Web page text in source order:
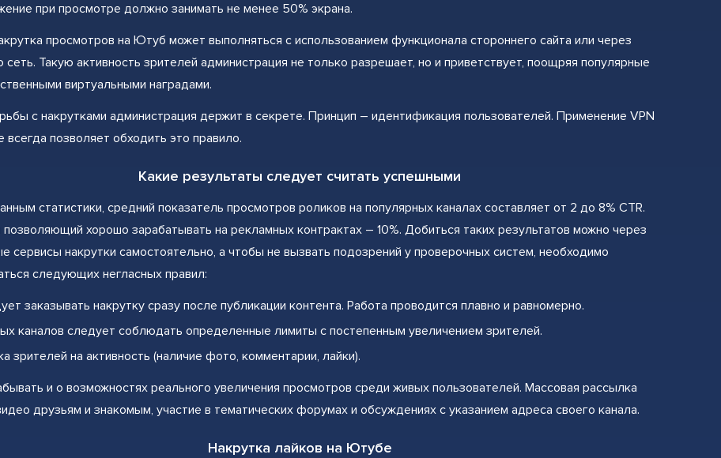
при просмотре должно занимать не менее 50% экрана.
просмотров на Ютуб может выполняться с использованием функционала стороннего сайта или через
сеть. Такую активность зрителей администрация не только разрешает, но и приветствует, поощряя популярные
виртуальными наградами.
с накрутками администрация держит в секрете. Принцип – идентификация пользователей. Применение VPN
всегда позволяет обходить это правило.
Какие результаты следует считать успешными
статистики, средний показатель просмотров роликов на популярных каналах составляет от 2 до 8% CTR.
хорошо зарабатывать на рекламных контрактах – 10%. Добиться таких результатов можно через
сервисы накрутки самостоятельно, а чтобы не вызвать подозрений у проверочных систем, необходимо
следующих негласных правил:
заказывать накрутку сразу после публикации контента. Работа проводится плавно и равномерно.
каналов следует соблюдать определенные лимиты с постепенным увеличением зрителей.
зрителей на активность (наличие фото, комментарии, лайки).
и о возможностях реального увеличения просмотров среди живых пользователей. Массовая рассылка
друзьям и знакомым, участие в тематических форумах и обсуждениях с указанием адреса своего канала.
Накрутка лайков на Ютубе